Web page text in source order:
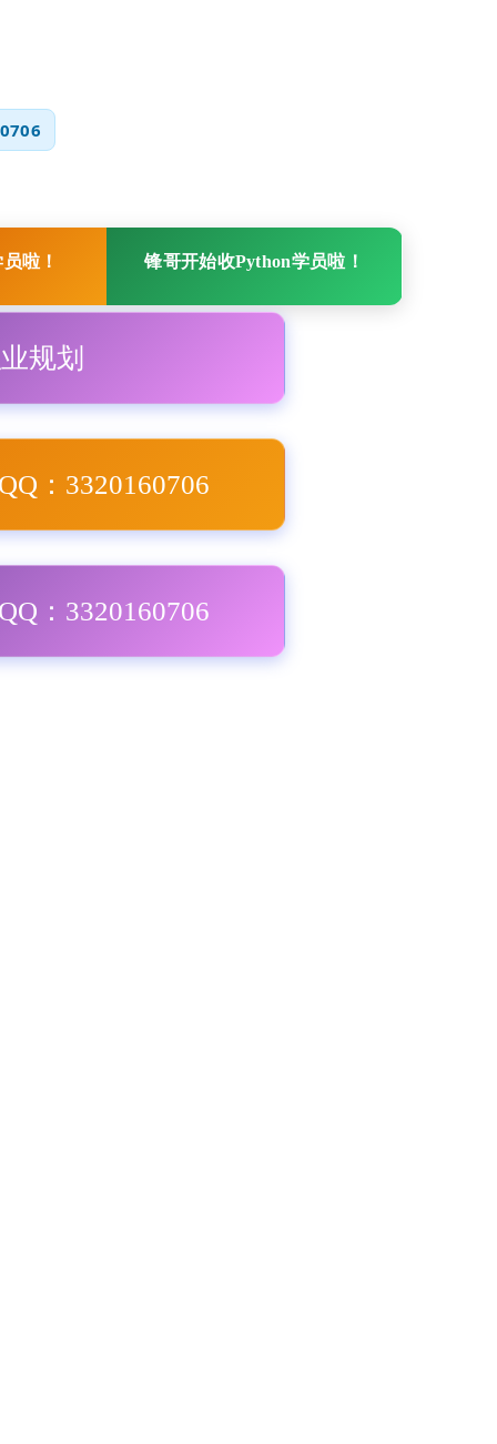
啦！ 锋哥开始收Python学员啦！
规划
：3320160706
：3320160706